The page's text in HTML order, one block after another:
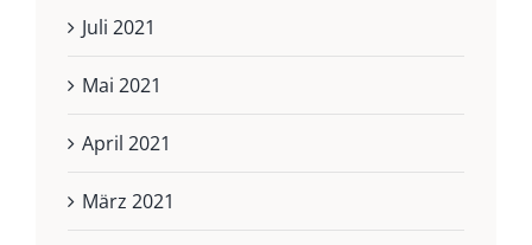
Juli 2021
Mai 2021
April 2021
März 2021